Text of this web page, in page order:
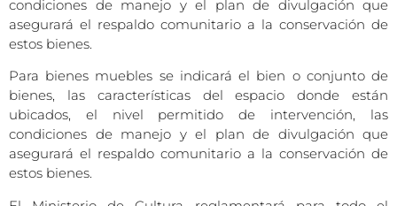
condiciones de manejo y el plan de divulgación que
asegurará el respaldo comunitario a la conservación de
estos bienes.
Para bienes muebles se indicará el bien o conjunto de
bienes, las características del espacio donde están
ubicados, el nivel permitido de intervención, las
condiciones de manejo y el plan de divulgación que
asegurará el respaldo comunitario a la conservación de
estos bienes.